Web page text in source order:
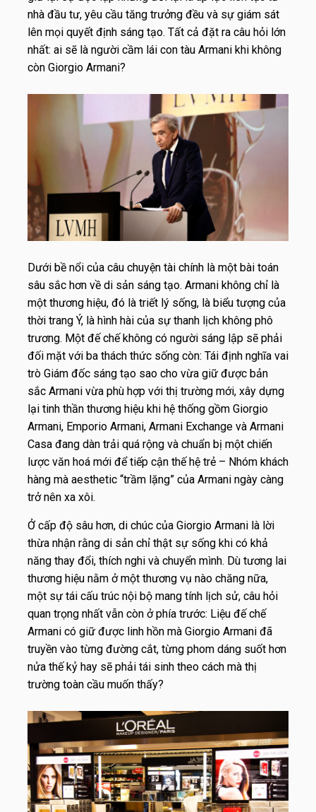
nhà đầu tư, yêu cầu tăng trưởng đều và sự giám sát
lên mọi quyết định sáng tạo. Tất cả đặt ra câu hỏi lớn
nhất: ai sẽ là người cầm lái con tàu Armani khi không
còn Giorgio Armani?
Dưới bề nổi của câu chuyện tài chính là một bài toán
sâu sắc hơn về di sản sáng tạo. Armani không chỉ là
một thương hiệu, đó là triết lý sống, là biểu tượng của
thời trang Ý, là hình hài của sự thanh lịch không phô
trương. Một đế chế không có người sáng lập sẽ phải
đối mặt với ba thách thức sống còn: Tái định nghĩa vai
trò Giám đốc sáng tạo sao cho vừa giữ được bản
sắc Armani vừa phù hợp với thị trường mới, xây dựng
lại tinh thần thương hiệu khi hệ thống gồm Giorgio
Armani, Emporio Armani, Armani Exchange và Armani
Casa đang dàn trải quá rộng và chuẩn bị một chiến
lược văn hoá mới để tiếp cận thế hệ trẻ – Nhóm khách
hàng mà aesthetic “trầm lặng” của Armani ngày càng
trở nên xa xôi.
Ở cấp độ sâu hơn, di chúc của Giorgio Armani là lời
thừa nhận rằng di sản chỉ thật sự sống khi có khả
năng thay đổi, thích nghi và chuyển mình. Dù tương lai
thương hiệu nằm ở một thương vụ nào chăng nữa,
một sự tái cấu trúc nội bộ mang tính lịch sử, câu hỏi
quan trọng nhất vẫn còn ở phía trước: Liệu đế chế
Armani có giữ được linh hồn mà Giorgio Armani đã
truyền vào từng đường cắt, từng phom dáng suốt hơn
nửa thế kỷ hay sẽ phải tái sinh theo cách mà thị
trường toàn cầu muốn thấy?